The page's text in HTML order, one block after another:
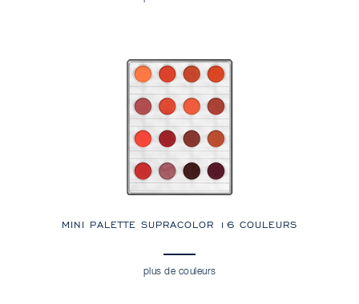
MINI PALETTE SUPRACOLOR 16 COULEURS
plus de couleurs